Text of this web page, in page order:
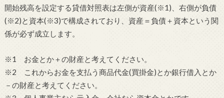
開始残高を設定する貸借対照表は左側が資産(※1)、右側が負債
(※2)と資本(※3)で構成されており、資産＝負債＋資本という関
係が必ず成立します。
※1 お金とか＋の財産と考えてください。
※2 これからお金を支払う商品代金(買掛金)とか銀行借入とか
－の財産と考えてください。